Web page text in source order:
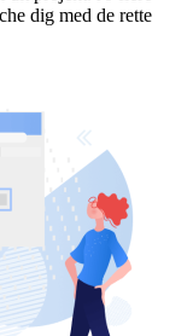
dig med de rette